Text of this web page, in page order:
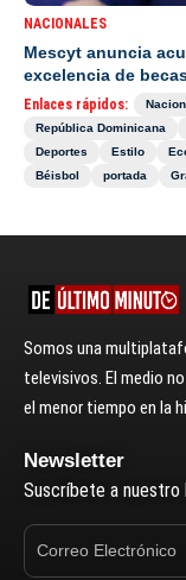
NACIONALES
Mescyt anuncia
excelencia de
Enlaces rápidos:
República Dominicana
Deportes
Estilo
Béisbol
portada
Somos una
televisivos. El medio
el menor tiempo en la
Newsletter
Suscríbete a